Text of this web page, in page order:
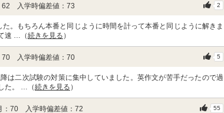
62 入学時偏差値：73 2
。もちろん本番と同じように時間を計って本番と同じように解きま
速 …（続きを見る ）
70 入学時偏差値：70 5
は二次試験の対策に集中していました。英作文が苦手だったので過
た。 …（続きを見る ）
：70 入学時偏差値：72 55